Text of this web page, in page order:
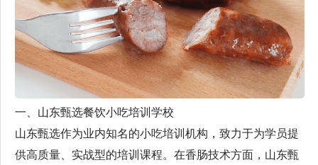
一、山东甄选餐饮小吃培训学校
山东甄选作为业内知名的小吃培训机构，致力于为学员提
供高质量、实战型的培训课程。在香肠技术方面，山东甄